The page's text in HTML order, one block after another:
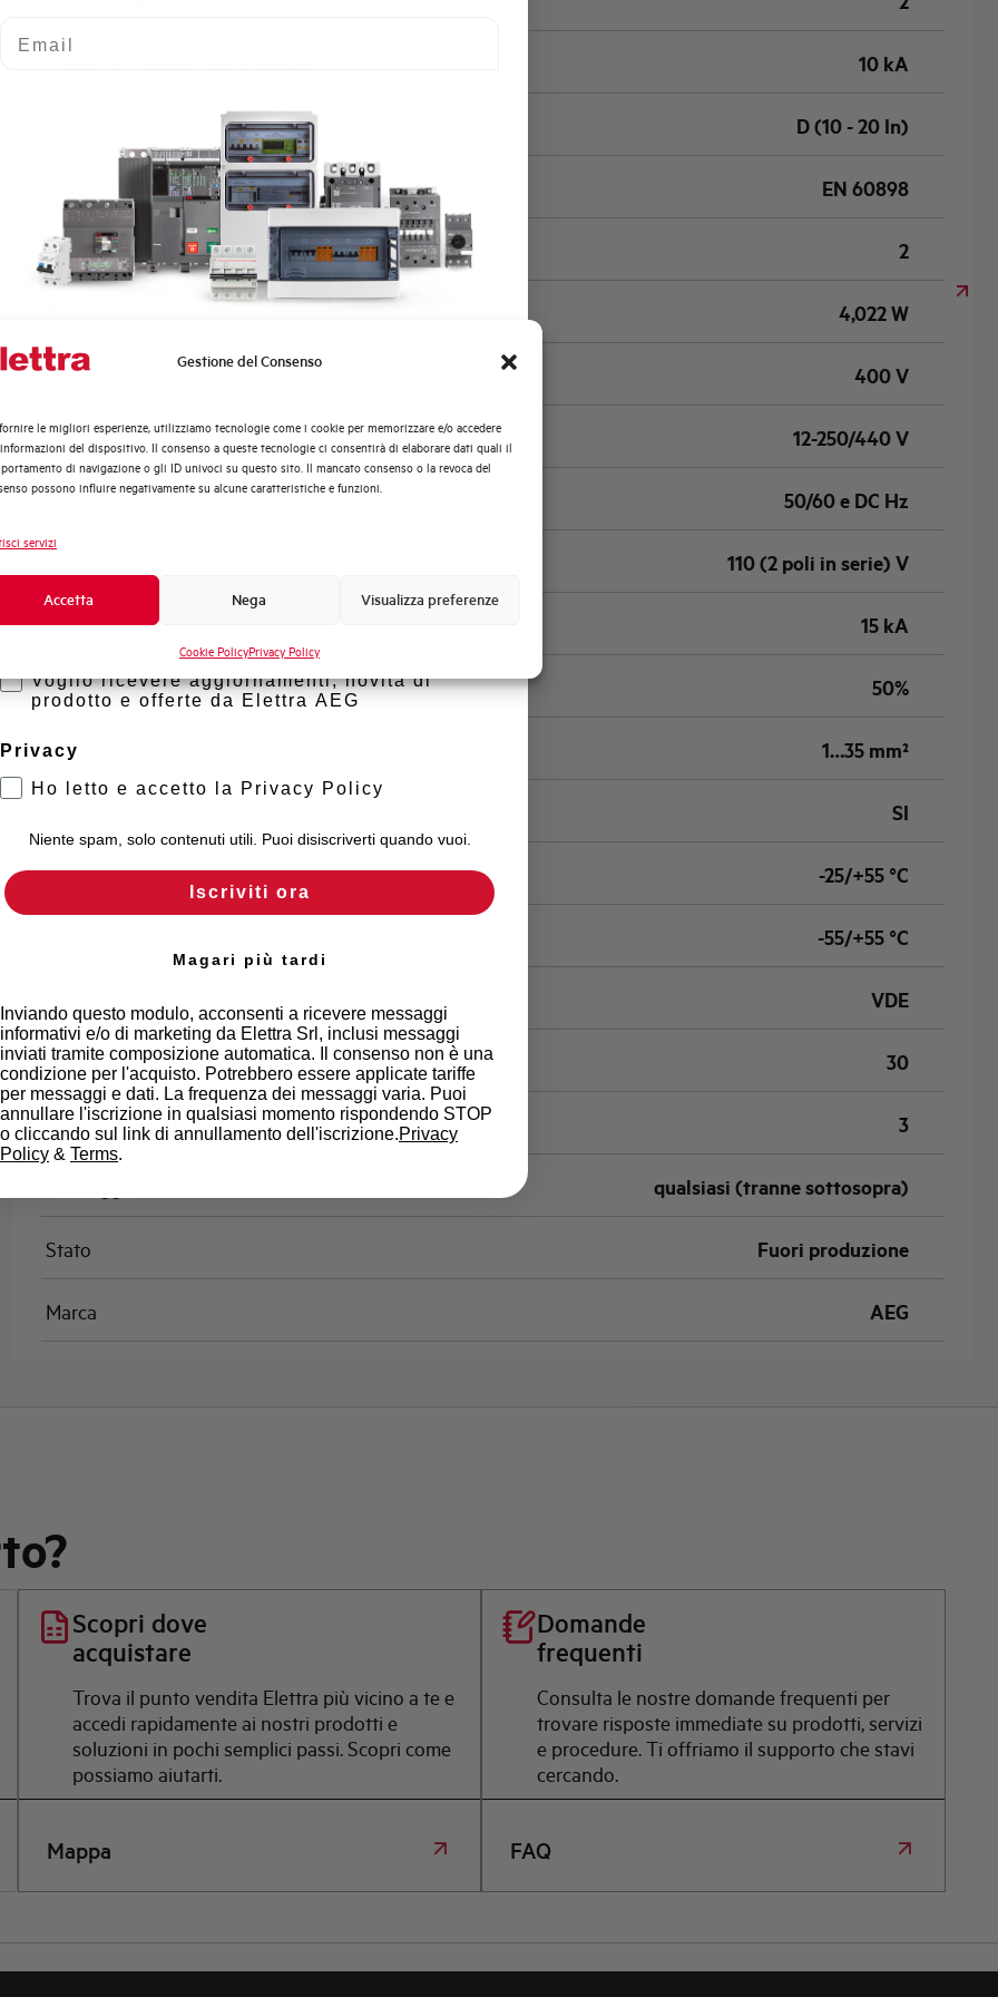
Gestione del Consenso
le migliori esperienze, utilizziamo tecnologie come i cookie per memorizzare e/o accedere
del dispositivo. Il consenso a queste tecnologie ci consentirà di elaborare dati quali il
di navigazione o gli ID univoci su questo sito. Il mancato consenso o la revoca del
possono influire negativamente su alcune caratteristiche e funzioni.
servizi
Accetta Nega Visualizza preferenze
Cookie PolicyPrivacy Policy
10 kA
D (10 - 20 In)
EN 60898
Numero moduli 2
4,022 W
Tensione nominale Ue AC 400 V
Tensione di impiego min-max AC 12-250/440 V
Frequenza 50/60 e DC Hz
110 (2 poli in serie) V
Capacità di rottura EN60947-2 Icu a 400V 15 kA
Capacità di rottura di servizio Ics (%Icu) 50%
Capacità dei terminali 1…35 mm²
SI
Temperatura di impiego -25/+55 °C
-55/+55 °C
VDE
Temperatura di riferimento (°C) 30
Classe di limitazione 3
qualsiasi (tranne sottosopra)
Stato Fuori produzione
Marca AEG
Scopri dove
acquistare
Trova il punto vendita Elettra più vicino a te e
accedi rapidamente ai nostri prodotti e
soluzioni in pochi semplici passi. Scopri come
possiamo aiutarti.
Mappa
Domande
frequenti
Consulta le nostre domande frequenti per
trovare risposte immediate su prodotti, servizi
e procedure. Ti offriamo il supporto che stavi
cercando.
FAQ
Quali argomenti ti interessano di più?
Automazione Industriale
Fotovoltaico
Sistema Quadri
Formazione tecnica
Voglio ricevere aggiornamenti, novità di
prodotto e offerte da Elettra AEG
Privacy
Ho letto e accetto la Privacy Policy
Niente spam, solo contenuti utili. Puoi disiscriverti quando vuoi.
Iscriviti ora
Magari più tardi
Inviando questo modulo, acconsenti a ricevere messaggi
informativi e/o di marketing da Elettra Srl, inclusi messaggi
inviati tramite composizione automatica. Il consenso non è una
condizione per l'acquisto. Potrebbero essere applicate tariffe
per messaggi e dati. La frequenza dei messaggi varia. Puoi
annullare l'iscrizione in qualsiasi momento rispondendo STOP
o cliccando sul link di annullamento dell'iscrizione.Privacy
Policy & Terms.